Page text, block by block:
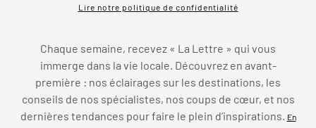
Lire notre politique de confidentialité
Chaque semaine, recevez « La Lettre » qui vous
immerge dans la vie locale. Découvrez en avant-
première : nos éclairages sur les destinations, les
conseils de nos spécialistes, nos coups de cœur, et nos
dernières tendances pour faire le plein d’inspirations. En